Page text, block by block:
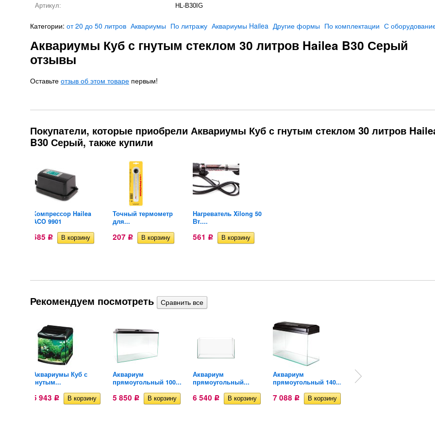
Артикул:
HL-B30IG
Категории: от 20 до 50 литров Аквариумы По литражу Аквариумы Hailea Другие формы По комплектации С
Аквариумы Куб с гнутым стеклом 30 литров Hailea B30 Серый
отзывы
Оставьте отзыв об этом товаре первым!
Покупатели, которые приобрели Аквариумы Куб с гнутым стеклом 30 литров
B30 Серый, также купили
Компрессор Hailea
ACO 9901
585 Р
Точный термометр
для...
207 Р
Нагреватель Xilong 50
Вт....
561 Р
Рекомендуем посмотреть
Аквариумы Куб с
гнутым...
5 943 Р
Аквариум
прямоугольный 100...
5 850 Р
Аквариум
прямоугольный...
6 540 Р
Аквариум
прямоугольный 140...
7 088 Р
Аквариум
прямоугольный...